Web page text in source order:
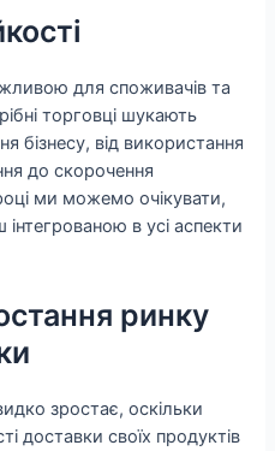
для споживачів та
торговці шукають
бізнесу, від використання
до скорочення
ми можемо очікувати,
в усі аспекти
ринку
зростає, оскільки
доставки своїх продуктів